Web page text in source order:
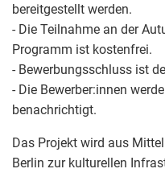
bereitgestellt werden.
- Die Teilnahme an der
Programm ist kostenfrei.
- Bewerbungsschluss ist
- Die Bewerber:innen
benachrichtigt.
Das Projekt wird aus
Berlin zur kulturellen